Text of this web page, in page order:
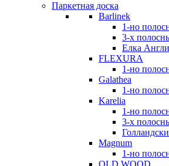
Паркетная доска
Barlinek
1-но
3-х
Елка
FLEXURA
1-но
Galathea
1-но
Karelia
1-но
3-х
Magnum
1-но
OLD WOOD